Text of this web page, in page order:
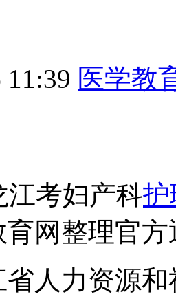
11:39 医学教
江考妇产科护
育网整理官
人力资源